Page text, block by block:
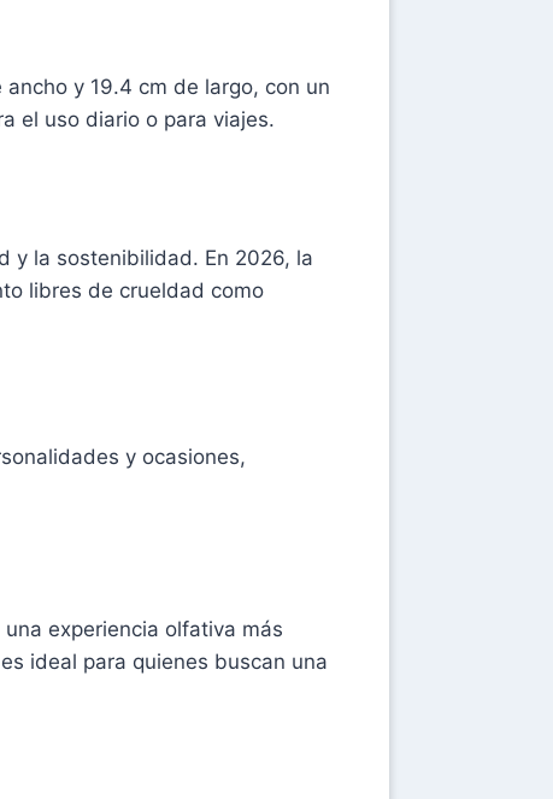
y 19.4 cm de largo, con un
el uso diario o para viajes.
y la sostenibilidad. En 2026, la
libres de crueldad como
y ocasiones,
experiencia olfativa más
ideal para quienes buscan una